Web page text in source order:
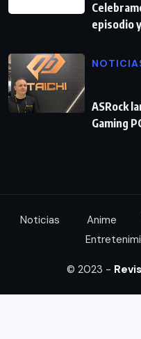
episodio
ASRock
Gaming
Noticias Anime
© 2023 -